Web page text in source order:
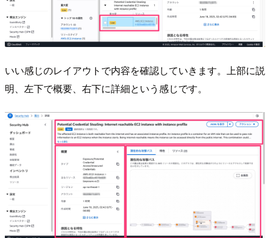
いい感じのレイアウトで内容を確認していきます。上部に説
明、左下で概要、右下に詳細という感じです。